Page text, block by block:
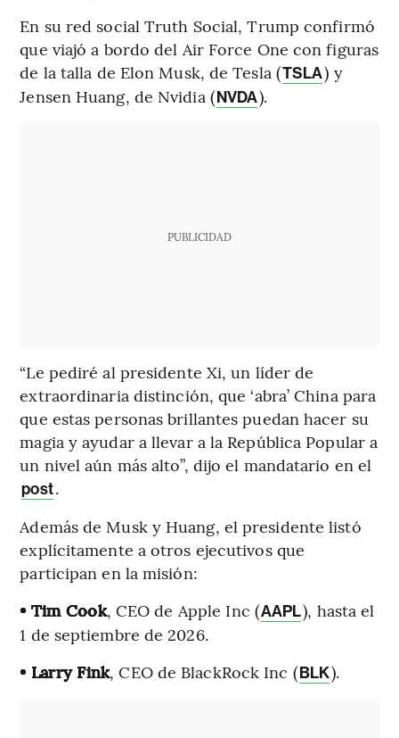
En su red social Truth Social, Trump confirmó
que viajó a bordo del Air Force One con figuras
de la talla de Elon Musk, de Tesla (TSLA) y
Jensen Huang, de Nvidia (NVDA).
PUBLICIDAD
“Le pediré al presidente Xi, un líder de
extraordinaria distinción, que ‘abra’ China para
que estas personas brillantes puedan hacer su
magia y ayudar a llevar a la República Popular a
un nivel aún más alto”, dijo el mandatario en el
post.
Además de Musk y Huang, el presidente listó
explícitamente a otros ejecutivos que
participan en la misión:
• Tim Cook, CEO de Apple Inc (AAPL), hasta el
1 de septiembre de 2026.
• Larry Fink, CEO de BlackRock Inc (BLK).